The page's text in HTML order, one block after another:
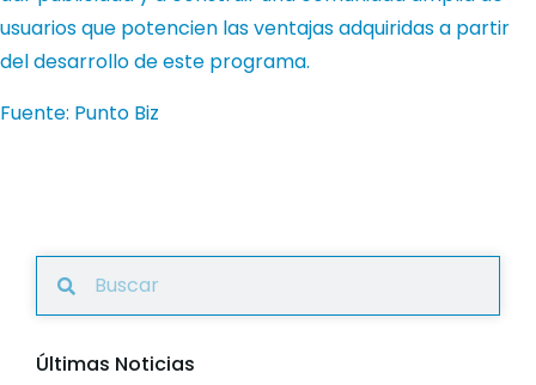
usuarios que potencien las ventajas adquiridas a partir
del desarrollo de este programa.
Fuente: Punto Biz
Últimas Noticias